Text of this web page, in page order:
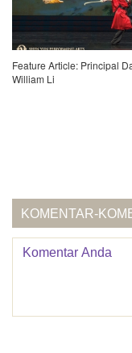
Feature Article: Principal
William Li
KOMENTAR-